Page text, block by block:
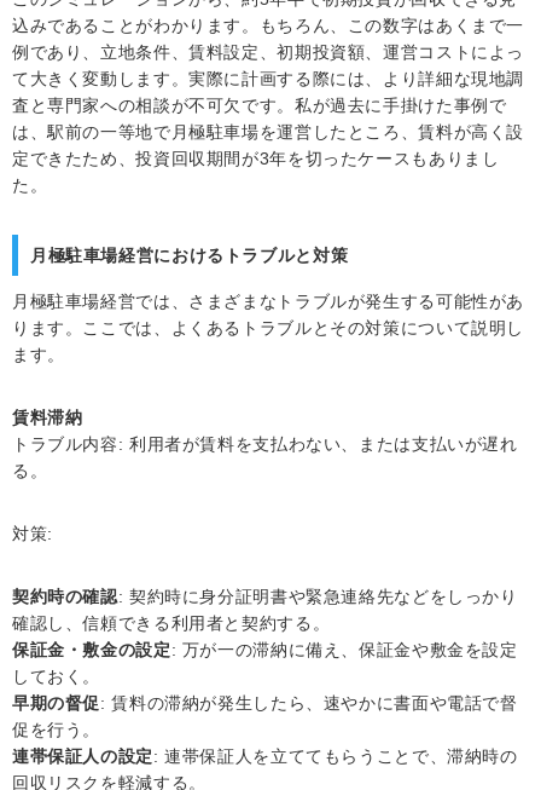
込みであることがわかります。もちろん、この数字はあくまで一
例であり、立地条件、賃料設定、初期投資額、運営コストによっ
て大きく変動します。実際に計画する際には、より詳細な現地調
査と専門家への相談が不可欠です。私が過去に手掛けた事例で
は、駅前の一等地で月極駐車場を運営したところ、賃料が高く設
定できたため、投資回収期間が3年を切ったケースもありまし
た。
月極駐車場経営におけるトラブルと対策
月極駐車場経営では、さまざまなトラブルが発生する可能性があ
ります。ここでは、よくあるトラブルとその対策について説明し
ます。
賃料滞納
トラブル内容: 利用者が賃料を支払わない、または支払いが遅れ
る。
対策:
契約時の確認: 契約時に身分証明書や緊急連絡先などをしっかり
確認し、信頼できる利用者と契約する。
保証金・敷金の設定: 万が一の滞納に備え、保証金や敷金を設定
しておく。
早期の督促: 賃料の滞納が発生したら、速やかに書面や電話で督
促を行う。
連帯保証人の設定: 連帯保証人を立ててもらうことで、滞納時の
回収リスクを軽減する。